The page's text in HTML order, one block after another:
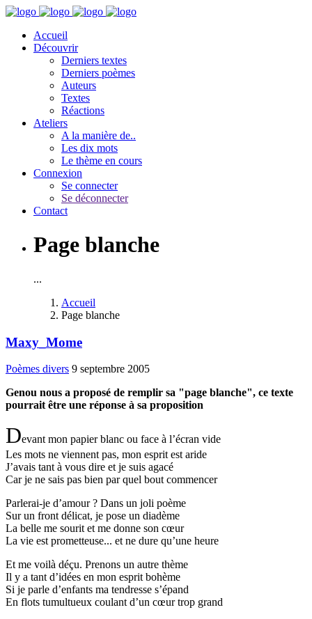
Accueil
Découvrir
Derniers textes
Derniers poèmes
Auteurs
Textes
Réactions
Ateliers
A la manière de..
Les dix mots
Le thème en cours
Connexion
Se connecter
Se déconnecter
Contact
Page blanche
...
Accueil
Page blanche
Maxy_Mome
Poèmes divers 9 septembre 2005
Genou nous a proposé de remplir sa "page blanche", ce texte
pourrait être une réponse à sa proposition
Devant mon papier blanc ou face à l’écran vide
Les mots ne viennent pas, mon esprit est aride
J’avais tant à vous dire et je suis agacé
Car je ne sais pas bien par quel bout commencer
Parlerai-je d’amour ? Dans un joli poème
Sur un front délicat, je pose un diadème
La belle me sourit et me donne son cœur
La vie est prometteuse... et ne dure qu’une heure
Et me voilà déçu. Prenons un autre thème
Il y a tant d’idées en mon esprit bohème
Si je parle d’enfants ma tendresse s’épand
En flots tumultueux coulant d’un cœur trop grand